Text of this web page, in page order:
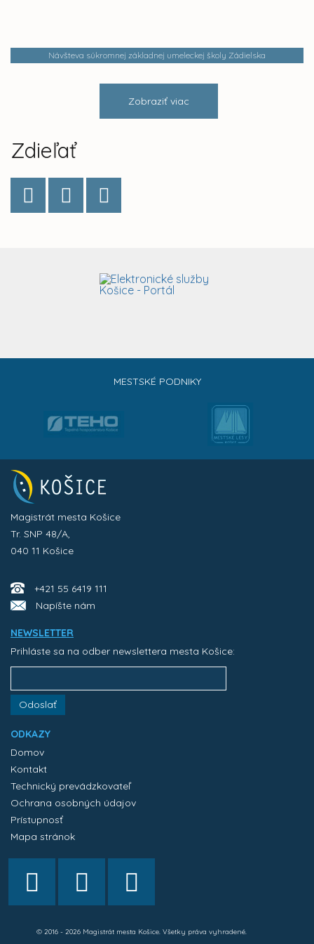
Návšteva súkromnej základnej umeleckej školy Zádielska
Zobraziť viac
Zdieľať
MESTSKÉ PODNIKY
Magistrát mesta Košice
Tr. SNP 48/A,
040 11 Košice
+421 55 6419 111
Napíšte nám
NEWSLETTER
Prihláste sa na odber newslettera mesta Košice:
Odoslať
ODKAZY
Domov
Kontakt
Technický prevádzkovateľ
Ochrana osobných údajov
Prístupnosť
Mapa stránok
© 2016 - 2026 Magistrát mesta Košice. Všetky práva vyhradené.